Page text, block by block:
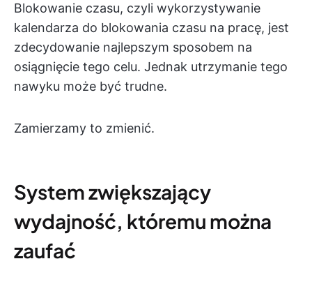
Blokowanie czasu, czyli wykorzystywanie
kalendarza do blokowania czasu na pracę, jest
zdecydowanie najlepszym sposobem na
osiągnięcie tego celu. Jednak utrzymanie tego
nawyku może być trudne.
Zamierzamy to zmienić.
System zwiększający
wydajność, któremu można
zaufać